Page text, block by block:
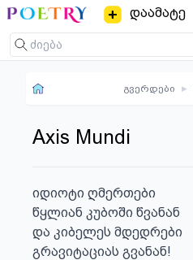
დაამატე
გვერდები ▸
Axis Mundi
იდიოტი ღმერთები
წყლიან კუბოში წვანან
და კიბელეს მდედრები
გრავიტაციას გვანან!